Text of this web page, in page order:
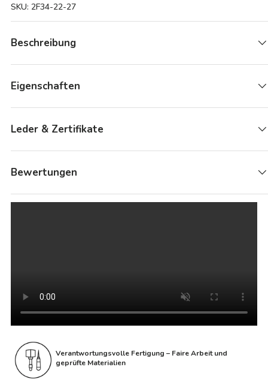
SKU: 2F34-22-27
Beschreibung
Eigenschaften
Leder & Zertifikate
Bewertungen
Verantwortungsvolle Fertigung – Faire Arbeit und
geprüfte Materialien